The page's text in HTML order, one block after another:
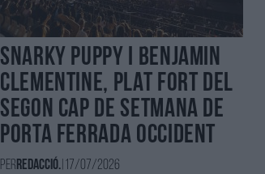
Snarky Puppy i Benjamin
Clementine, plat fort del
segon cap de setmana de
Porta Ferrada Occident
PerRedacció. 17/07/2026